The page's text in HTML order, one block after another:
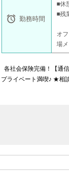
 勤務時間
■休
■残
オ
場
各社会保険完備！【通
プライベート満喫♪ ★相